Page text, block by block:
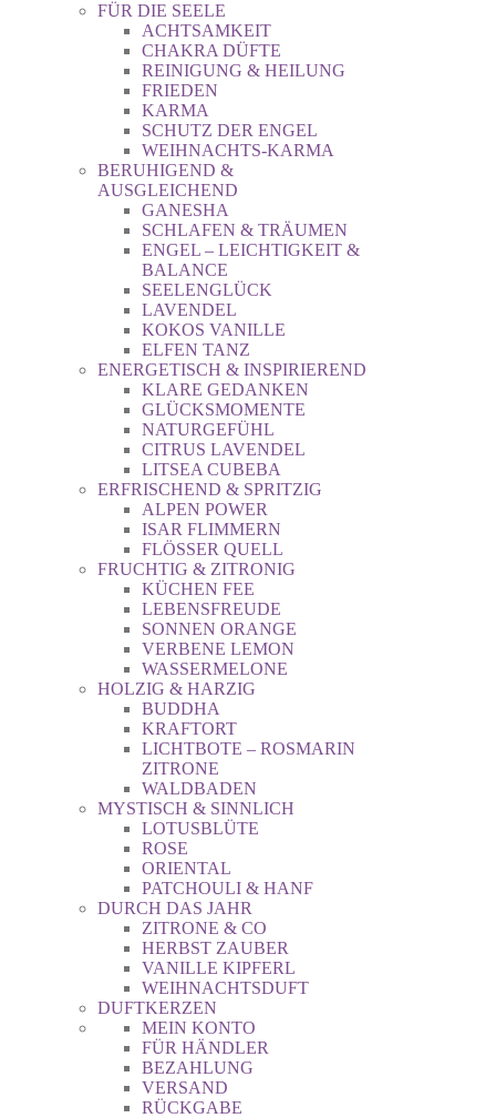
FÜR DIE SEELE
ACHTSAMKEIT
CHAKRA DÜFTE
REINIGUNG & HEILUNG
FRIEDEN
KARMA
SCHUTZ DER ENGEL
WEIHNACHTS-KARMA
BERUHIGEND &
AUSGLEICHEND
GANESHA
SCHLAFEN & TRÄUMEN
ENGEL – LEICHTIGKEIT &
BALANCE
SEELENGLÜCK
LAVENDEL
KOKOS VANILLE
ELFEN TANZ
ENERGETISCH & INSPIRIEREND
KLARE GEDANKEN
GLÜCKSMOMENTE
NATURGEFÜHL
CITRUS LAVENDEL
LITSEA CUBEBA
ERFRISCHEND & SPRITZIG
ALPEN POWER
ISAR FLIMMERN
FLÖSSER QUELL
FRUCHTIG & ZITRONIG
KÜCHEN FEE
LEBENSFREUDE
SONNEN ORANGE
VERBENE LEMON
WASSERMELONE
HOLZIG & HARZIG
BUDDHA
KRAFTORT
LICHTBOTE – ROSMARIN
ZITRONE
WALDBADEN
MYSTISCH & SINNLICH
LOTUSBLÜTE
ROSE
ORIENTAL
PATCHOULI & HANF
DURCH DAS JAHR
ZITRONE & CO
HERBST ZAUBER
VANILLE KIPFERL
WEIHNACHTSDUFT
DUFTKERZEN
MEIN KONTO
FÜR HÄNDLER
BEZAHLUNG
VERSAND
RÜCKGABE